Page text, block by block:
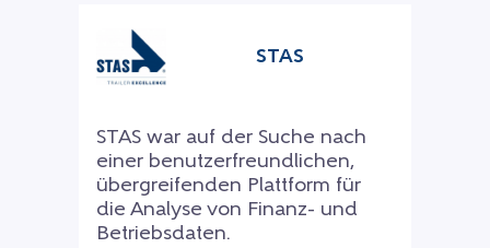
STAS
STAS war auf der Suche nach
einer benutzerfreundlichen,
übergreifenden Plattform für
die Analyse von Finanz- und
Betriebsdaten.